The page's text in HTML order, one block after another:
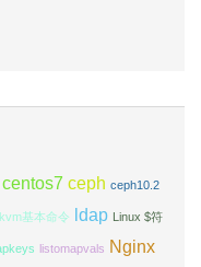
centos7 ceph ceph10.2
kvm基本命令 ldap Linux $符
listomapvals Nginx